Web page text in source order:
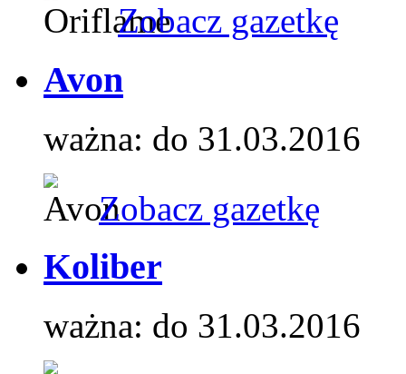
Zobacz gazetkę
Avon
ważna: do 31.03.2016
Zobacz gazetkę
Koliber
ważna: do 31.03.2016